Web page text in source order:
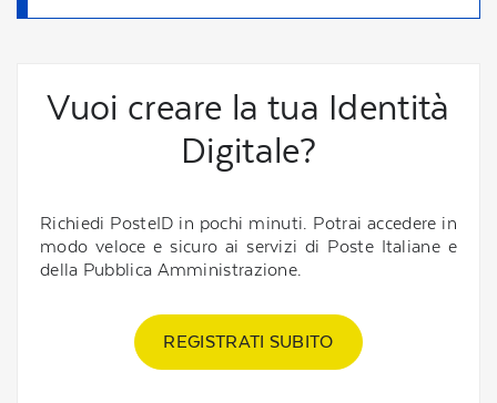
Vuoi creare la tua Identità
Digitale?
Richiedi PosteID in pochi minuti. Potrai accedere in
modo veloce e sicuro ai servizi di Poste Italiane e
della Pubblica Amministrazione.
REGISTRATI SUBITO